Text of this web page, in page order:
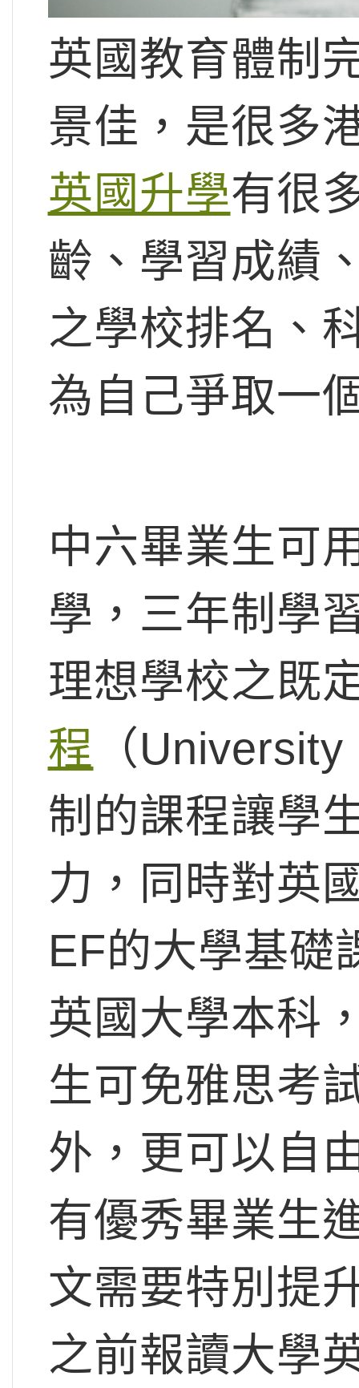
英國教育體制
景佳，是很多
英國升學有很
齡、學習成績
之學校排名、
為自己爭取一
中六畢業生可
學，三年制學
理想學校之既
程 （
制的課程讓學
力，同時對英
EF的大學基礎
英國大學本科
生可免雅思考
外，更可以自
有優秀畢業生
文需要特別提
之前報讀大學